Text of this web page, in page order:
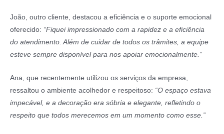
João, outro cliente, destacou a eficiência e o suporte emocional
oferecido: “Fiquei impressionado com a rapidez e a eficiência
do atendimento. Além de cuidar de todos os trâmites, a equipe
esteve sempre disponível para nos apoiar emocionalmente.”
Ana, que recentemente utilizou os serviços da empresa,
ressaltou o ambiente acolhedor e respeitoso: “O espaço estava
impecável, e a decoração era sóbria e elegante, refletindo o
respeito que todos merecemos em um momento como esse.”